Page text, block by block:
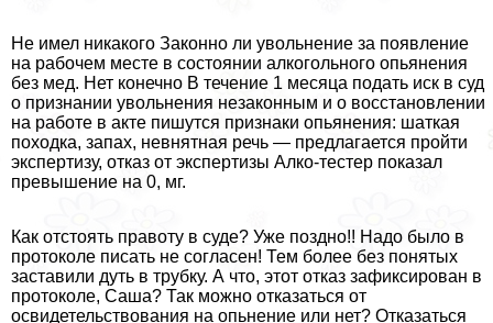
Не имел никакого Законно ли увольнение за появление
на рабочем месте в состоянии алкогольного опьянения
без мед. Нет конечно В течение 1 месяца подать иск в суд
о признании увольнения незаконным и о восстановлении
на работе в акте пишутся признаки опьянения: шаткая
походка, запах, невнятная речь — предлагается пройти
экспертизу, отказ от экспертизы Алко-тестер показал
превышение на 0, мг.
Как отстоять правоту в суде? Уже поздно!! Надо было в
протоколе писать не согласен! Тем более без понятых
заставили дуть в трубку. А что, этот отказ зафиксирован в
протоколе, Саша? Так можно отказаться от
освидетельствования на опьнение или нет? Отказаться